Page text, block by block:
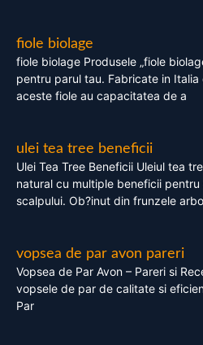
fiole biolage
fiole biolage Produsele „fiole
pentru parul tau. Fabricate in Italia
aceste fiole au capacitatea de a
ulei tea tree beneficii
Ulei Tea Tree Beneficii Uleiul tea
natural cu multiple beneficii pentru
scalpului. Ob?inut din frunzele
vopsea de par avon pareri
Vopsea de Par Avon – Pareri si
vopsele de par de calitate si
Par